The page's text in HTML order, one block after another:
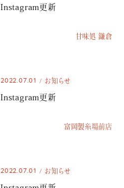
Instagram更新
甘味処 鎌倉
2022.07.01 お知らせ
Instagram更新
富岡製糸場前店
2022.07.01 お知らせ